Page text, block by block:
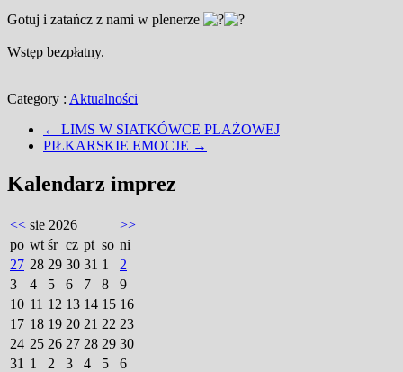
Gotuj i zatańcz z nami w plenerze
Wstęp bezpłatny.
Category : Aktualności
← LIMS W SIATKÓWCE PLAŻOWEJ
PIŁKARSKIE EMOCJE →
Kalendarz imprez
<< sie 2026
>>
po wt śr cz pt so ni
27 28 29 30 31 1
2
3
4 5 6 7 8
9
10 11 12 13 14 15 16
17 18 19 20 21 22 23
24 25 26 27 28 29 30
31 1 2 3 4 5 6